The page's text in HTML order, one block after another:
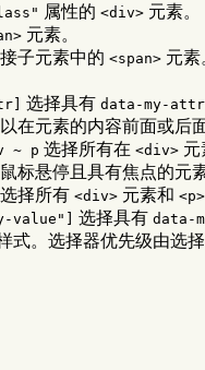
属性的 <div> 元素。
元素。
子元素中的 <span> 元素
选择具有 data-my-attr
在元素的内容前面或后
~ p 选择所有在 <div> 元
标悬停且具有焦点的元素
选择所有 <div> 元素和 <p>
value"] 选择具有 data-
。选择器优先级由选